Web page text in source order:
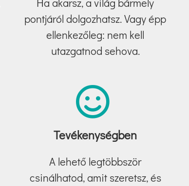
pontjáról dolgozhatsz. Vagy épp
ellenkezőleg: nem kell
utazgatnod sehova.
Tevékenységben
A lehető legtöbbször
csinálhatod, amit szeretsz, és